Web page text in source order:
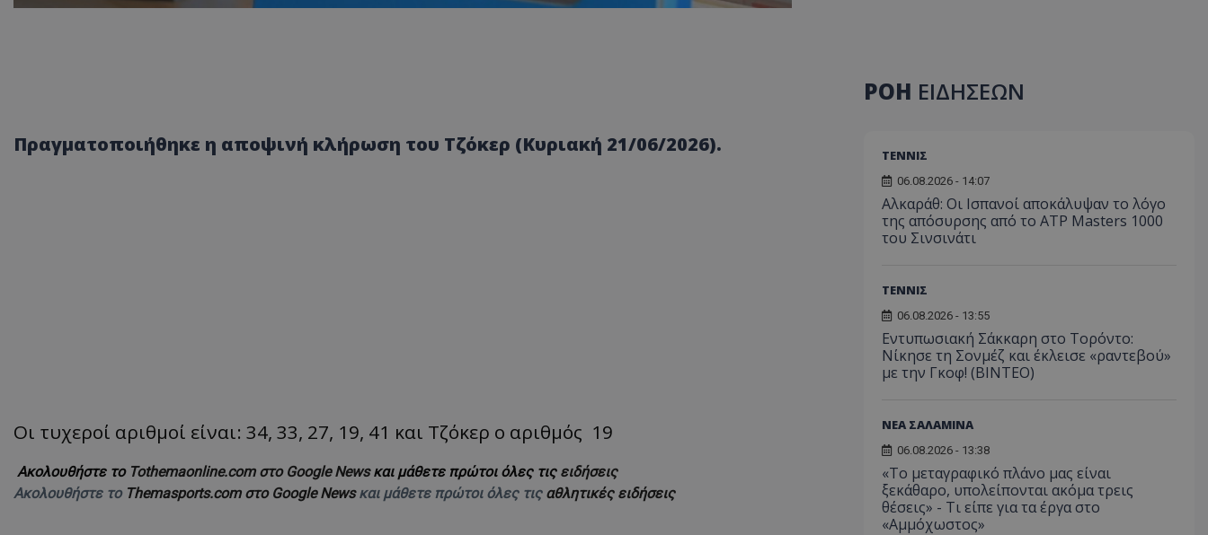
Πραγματοποιήθηκε η αποψινή κλήρωση του Τζόκερ (Κυριακή 21/06/2026).
Οι τυχεροί αριθμοί είναι: 34, 33, 27, 19, 41 και Τζόκερ ο αριθμός 19
Ακολουθήστε το Tothemaonline.com στο Google Newsκαι μάθετε πρώτοι όλες τις ειδήσεις
Ακολουθήστε το Themasports.com στο Google Newsκαι μάθετε πρώτοι όλες τις αθλητικές ειδήσεις
ΡΟΗ ΕΙΔΗΣΕΩΝ
ΤΕΝΝΙΣ
06.08.2026 - 14:07
Αλκαράθ: Οι Ισπανοί αποκάλυψαν το λόγο
της απόσυρσης από το ATP Masters 1000
του Σινσινάτι
ΤΕΝΝΙΣ
06.08.2026 - 13:55
Εντυπωσιακή Σάκκαρη στο Τορόντο:
Νίκησε τη Σονμέζ και έκλεισε «ραντεβού»
με την Γκοφ! (ΒΙΝΤΕΟ)
ΝΕΑ ΣΑΛΑΜΙΝΑ
06.08.2026 - 13:38
«Το μεταγραφικό πλάνο μας είναι
ξεκάθαρο, υπολείπονται ακόμα τρεις
θέσεις» - Τι είπε για τα έργα στο
«Αμμόχωστος»